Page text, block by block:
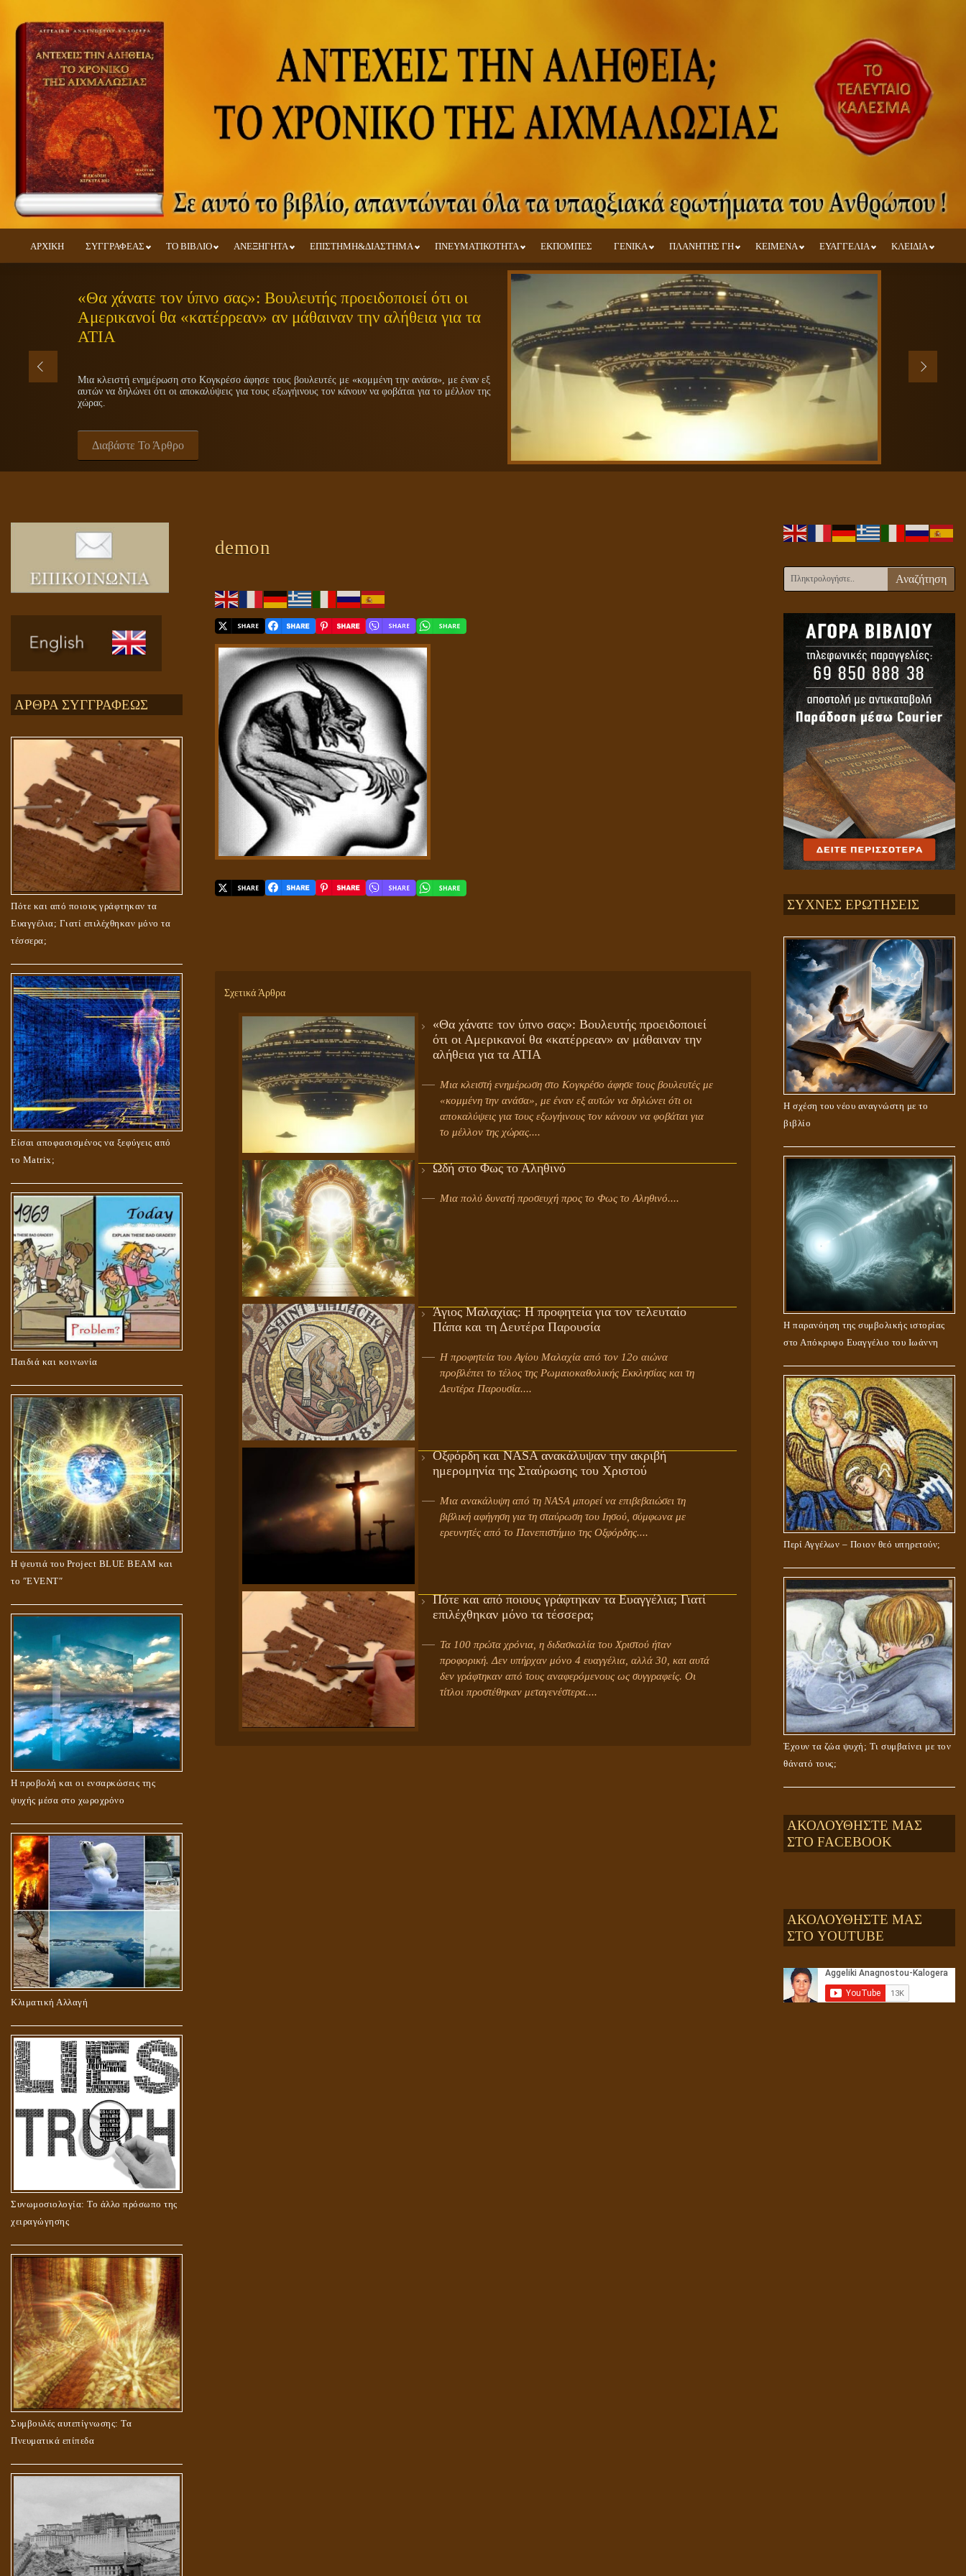
ΑΡΧΙΚΗ ΣΥΓΓΡΑΦΕΑΣ ΤΟ ΒΙΒΛΙΟ ΑΝΕΞΗΓΗΤΑ ΕΠΙΣΤΗΜΗ&ΔΙΑΣΤΗΜΑ ΠΝΕΥΜΑΤΙΚΟΤΗΤΑ ΕΚΠΟΜΠΕΣ ΓΕΝΙΚΑ ΠΛΑΝΗΤΗΣ ΓΗ ΚΕΙΜΕΝΑ ΕΥΑΓΓΕΛΙΑ ΚΛΕΙΔΙΑ
«Θα χάνατε τον ύπνο σας»: Βουλευτής προειδοποιεί ότι οι
Αμερικανοί θα «κατέρρεαν» αν μάθαιναν την αλήθεια για τα
ΑΤΙΑ
Μια κλειστή ενημέρωση στο Κογκρέσο άφησε τους βουλευτές με «κομμένη την ανάσα», με έναν εξ
αυτών να δηλώνει ότι οι αποκαλύψεις για τους εξωγήινους τον κάνουν να φοβάται για το μέλλον της
χώρας.
Διαβάστε Το Άρθρο
ΑΡΘΡΑ ΣΥΓΓΡΑΦΕΩΣ
Πότε και από ποιους γράφτηκαν τα
Ευαγγέλια; Γιατί επιλέχθηκαν μόνο τα
τέσσερα;
Είσαι αποφασισμένος να ξεφύγεις από
το Matrix;
Παιδιά και κοινωνία
Η ψευτιά του Project BLUE BEAM και
το ʺEVENTʺ
Η προβολή και οι ενσαρκώσεις της
ψυχής μέσα στο χωροχρόνο
Κλιματική Αλλαγή
Συνωμοσιολογία: Το άλλο πρόσωπο της
χειραγώγησης
Συμβουλές αυτεπίγνωσης: Τα
Πνευματικά επίπεδα
demon
Σχετικά Άρθρα
«Θα χάνατε τον ύπνο σας»: Βουλευτής προειδοποιεί
ότι οι Αμερικανοί θα «κατέρρεαν» αν μάθαιναν την
αλήθεια για τα ΑΤΙΑ
Μια κλειστή ενημέρωση στο Κογκρέσο άφησε τους βουλευτές με
«κομμένη την ανάσα», με έναν εξ αυτών να δηλώνει ότι οι
αποκαλύψεις για τους εξωγήινους τον κάνουν να φοβάται για
το μέλλον της χώρας....
Ωδή στο Φως το Αληθινό
Μια πολύ δυνατή προσευχή προς το Φως το Αληθινό....
Άγιος Μαλαχίας: Η προφητεία για τον τελευταίο
Πάπα και τη Δευτέρα Παρουσία
Η προφητεία του Αγίου Μαλαχία από τον 12ο αιώνα
προβλέπει το τέλος της Ρωμαιοκαθολικής Εκκλησίας και τη
Δευτέρα Παρουσία....
Οξφόρδη και NASA ανακάλυψαν την ακριβή
ημερομηνία της Σταύρωσης του Χριστού
Μια ανακάλυψη από τη NASA μπορεί να επιβεβαιώσει τη
βιβλική αφήγηση για τη σταύρωση του Ιησού, σύμφωνα με
ερευνητές από το Πανεπιστήμιο της Οξφόρδης....
Πότε και από ποιους γράφτηκαν τα Ευαγγέλια; Γιατί
επιλέχθηκαν μόνο τα τέσσερα;
Τα 100 πρώτα χρόνια, η διδασκαλία του Χριστού ήταν
προφορική. Δεν υπήρχαν μόνο 4 ευαγγέλια, αλλά 30, και αυτά
δεν γράφτηκαν από τους αναφερόμενους ως συγγραφείς. Οι
τίτλοι προστέθηκαν μεταγενέστερα....
Αναζήτηση
ΣΥΧΝΕΣ ΕΡΩΤΗΣΕΙΣ
Η σχέση του νέου αναγνώστη με το
βιβλίο
Η παρανόηση της συμβολικής ιστορίας
στο Απόκρυφο Ευαγγέλιο του Ιωάννη
Περί Αγγέλων – Ποιον θεό υπηρετούν;
Έχουν τα ζώα ψυχή; Τι συμβαίνει με τον
θάνατό τους;
Αληθής και επίπλαστη πνευματικότητα
ΑΚΟΛΟΥΘΗΣΤΕ ΜΑΣ
ΣΤΟ FACEBOOK
ΑΚΟΛΟΥΘΗΣΤΕ ΜΑΣ
ΣΤΟ YOUTUBE